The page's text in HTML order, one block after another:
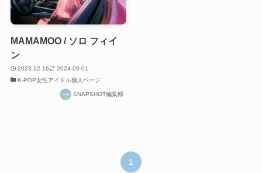
MAMAMOO / ソロ フィイ
ン
2023-12-16
2024-09-01
K-POP女性アイドル個人ページ
SNAPSHOT編集部
1